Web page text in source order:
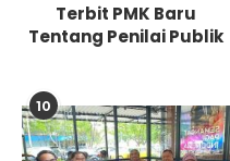
Terbit PMK Baru
Tentang Penilai Publik
10